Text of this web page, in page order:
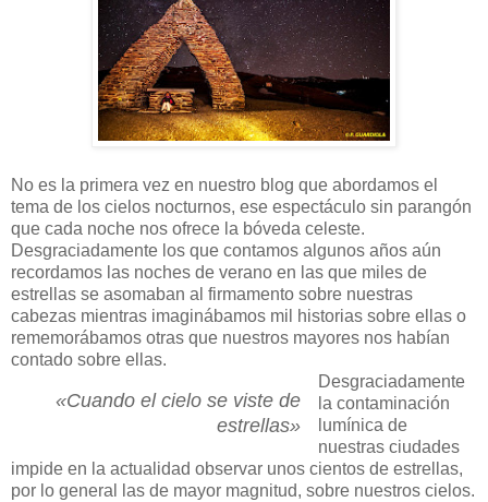
No es la primera vez en nuestro blog que abordamos el
tema de los cielos nocturnos, ese espectáculo sin parangón
que cada noche nos ofrece la bóveda celeste.
Desgraciadamente los que contamos algunos años aún
recordamos las noches de verano en las que miles de
estrellas se asomaban al firmamento sobre nuestras
cabezas mientras imaginábamos mil historias sobre ellas o
rememorábamos otras que nuestros mayores nos habían
contado sobre ellas.
«Cuando el cielo se viste de
estrellas»
Desgraciadamente
la contaminación
lumínica de
nuestras ciudades
impide en la actualidad observar unos cientos de estrellas,
por lo general las de mayor magnitud, sobre nuestros cielos.